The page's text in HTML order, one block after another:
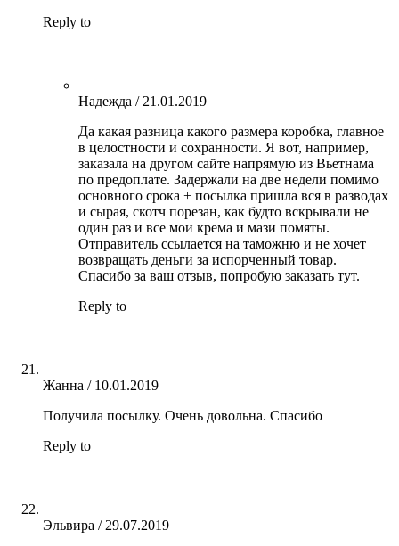
Reply to
Надежда / 21.01.2019
Да какая разница какого размера коробка, главное
в целостности и сохранности. Я вот, например,
заказала на другом сайте напрямую из Вьетнама
по предоплате. Задержали на две недели помимо
основного срока + посылка пришла вся в разводах
и сырая, скотч порезан, как будто вскрывали не
один раз и все мои крема и мази помяты.
Отправитель ссылается на таможню и не хочет
возвращать деньги за испорченный товар.
Спасибо за ваш отзыв, попробую заказать тут.
Reply to
Жанна / 10.01.2019
Получила посылку. Очень довольна. Спасибо
Reply to
Эльвира / 29.07.2019